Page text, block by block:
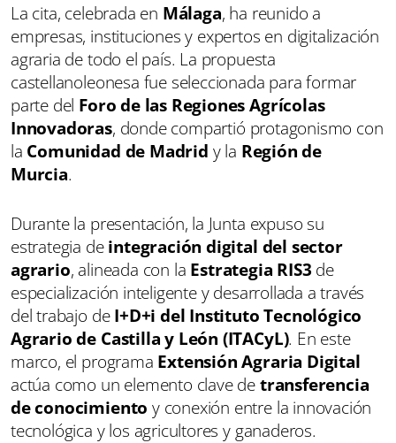
La cita, celebrada en Málaga, ha reunido a
empresas, instituciones y expertos en digitalización
agraria de todo el país. La propuesta
castellanoleonesa fue seleccionada para formar
parte del Foro de las Regiones Agrícolas
Innovadoras, donde compartió protagonismo con
la Comunidad de Madrid y la Región de
Murcia.
Durante la presentación, la Junta expuso su
estrategia deintegración digital del sector
agrario, alineada con la Estrategia RIS3 de
especialización inteligente y desarrollada a través
del trabajo deI+D+i del Instituto Tecnológico
Agrario de Castilla y León (ITACyL). En este
marco, el programa Extensión Agraria Digital
actúa como un elemento clave detransferencia
de conocimiento y conexión entre la innovación
tecnológica y los agricultores y ganaderos.